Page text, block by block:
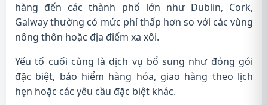
hàng đến các thành phố lớn như Dublin, Cork,
Galway thường có mức phí thấp hơn so với các vùng
nông thôn hoặc địa điểm xa xôi.
Yếu tố cuối cùng là dịch vụ bổ sung như đóng gói
đặc biệt, bảo hiểm hàng hóa, giao hàng theo lịch
hẹn hoặc các yêu cầu đặc biệt khác.